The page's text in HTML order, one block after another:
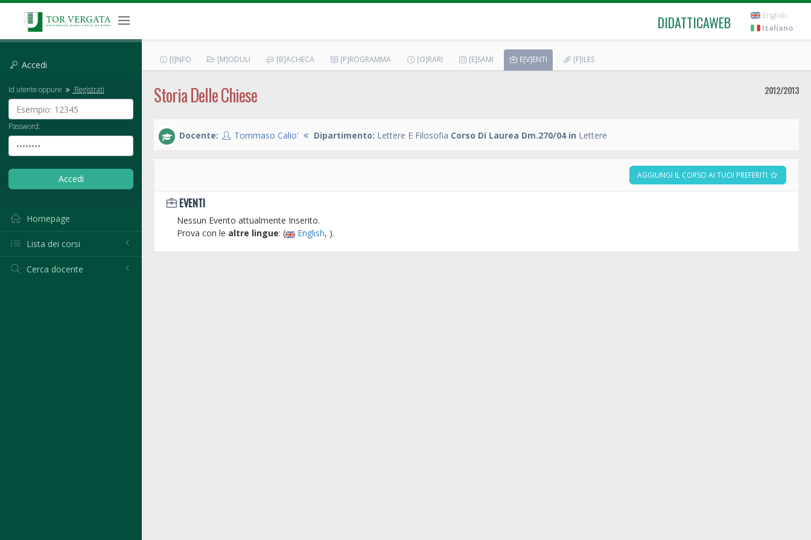
DIDATTICAWEB
English
Italiano
Accedi
Id utente oppure Registrati
Password:
Homepage
Lista dei corsi
Cerca docente
[I]NFO [M]ODULI [B]ACHECA [P]ROGRAMMA [O]RARI [E]SAMI E[V]ENTI [F]ILES
Storia Delle Chiese 2012/2013
Docente: Tommaso Calio' Dipartimento: Lettere E Filosofia Corso Di Laurea Dm.270/04 in Lettere
AGGIUNGI IL CORSO AI TUOI PREFERITI
EVENTI
Nessun Evento attualmente Inserito.
Prova con le altre lingue: ( English, ).